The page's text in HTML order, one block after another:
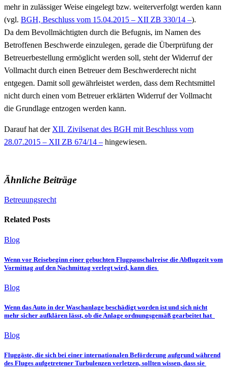
mehr in zulässiger Weise eingelegt bzw. weiterverfolgt werden kann
(vgl. BGH, Beschluss vom 15.04.2015 – XII ZB 330/14 –).
Da dem Bevollmächtigten durch die Befugnis, im Namen des
Betroffenen Beschwerde einzulegen, gerade die Überprüfung der
Betreuerbestellung ermöglicht werden soll, steht der Widerruf der
Vollmacht durch einen Betreuer dem Beschwerderecht nicht
entgegen. Damit soll gewährleistet werden, dass dem Rechtsmittel
nicht durch einen vom Betreuer erklärten Widerruf der Vollmacht
die Grundlage entzogen werden kann.
Darauf hat der XII. Zivilsenat des BGH mit Beschluss vom
28.07.2015 – XII ZB 674/14 – hingewiesen.
Ähnliche Beiträge
Betreuungsrecht
Related Posts
Blog
Wenn vor Reisebeginn einer gebuchten Flugpauschalreise die Abflugzeit vom
Vormittag auf den Nachmittag verlegt wird, kann dies
Blog
Wenn das Auto in der Waschanlage beschädigt worden ist und sich nicht
mehr sicher aufklären lässt, ob die Anlage ordnungsgemäß gearbeitet hat
Blog
Fluggäste, die sich bei einer internationalen Beförderung aufgrund während
des Fluges aufgetretener Turbulenzen verletzen, sollten wissen, dass sie